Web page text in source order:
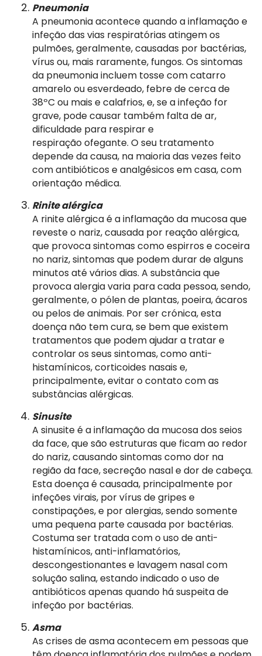
Pneumonia
A pneumonia acontece quando a inflamação e
infeção das vias respiratórias atingem os
pulmões, geralmente, causadas por bactérias,
vírus ou, mais raramente, fungos. Os sintomas
da pneumonia incluem tosse com catarro
amarelo ou esverdeado, febre de cerca de
38ºC ou mais e calafrios, e, se a infeção for
grave, pode causar também falta de ar,
dificuldade para respirar e
respiração ofegante. O seu tratamento
depende da causa, na maioria das vezes feito
com antibióticos e analgésicos em casa, com
orientação médica.
Rinite alérgica
A rinite alérgica é a inflamação da mucosa que
reveste o nariz, causada por reação alérgica,
que provoca sintomas como espirros e coceira
no nariz, sintomas que podem durar de alguns
minutos até vários dias. A substância que
provoca alergia varia para cada pessoa, sendo,
geralmente, o pólen de plantas, poeira, ácaros
ou pelos de animais. Por ser crónica, esta
doença não tem cura, se bem que existem
tratamentos que podem ajudar a tratar e
controlar os seus sintomas, como anti-
histamínicos, corticoides nasais e,
principalmente, evitar o contato com as
substâncias alérgicas.
Sinusite
A sinusite é a inflamação da mucosa dos seios
da face, que são estruturas que ficam ao redor
do nariz, causando sintomas como dor na
região da face, secreção nasal e dor de cabeça.
Esta doença é causada, principalmente por
infeções virais, por vírus de gripes e
constipações, e por alergias, sendo somente
uma pequena parte causada por bactérias.
Costuma ser tratada com o uso de anti-
histamínicos, anti-inflamatórios,
descongestionantes e lavagem nasal com
solução salina, estando indicado o uso de
antibióticos apenas quando há suspeita de
infeção por bactérias.
Asma
As crises de asma acontecem em pessoas que